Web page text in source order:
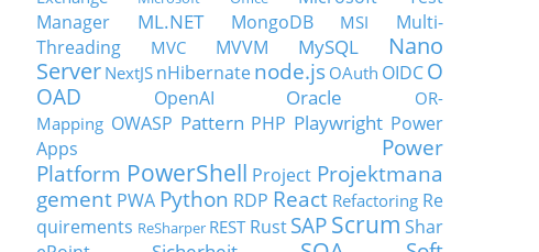
Manager
ML.NET MongoDB MSI
Multi-
Threading
MVC MVVM MySQL
Nano
Server NextJS nHibernatenode.js OAuth OIDCO
OAD
OpenAI Oracle
OR-
Mapping OWASP Pattern PHP Playwright Power
Apps
Power
Platform PowerShell Project Projektmana
gement PWA Python RDP React Refactoring Re
quirements ReSharper REST Rust SAP Scrum Shar